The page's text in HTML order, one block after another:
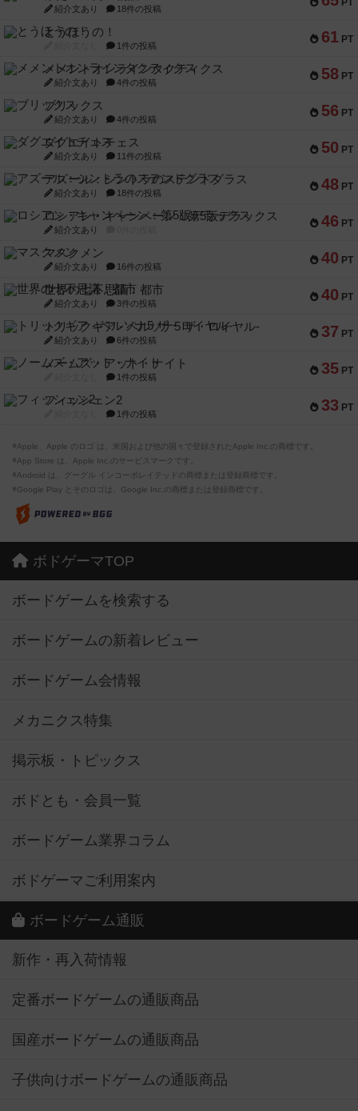
PT
紹介文あり 18件の投稿
61 PT
とうほうの！
1件の投稿
58 PT
メメントオンラインタクティクス
紹介文あり 4件の投稿
56 PT
ブリックス
紹介文あり 4件の投稿
50 PT
ダグエイトチェス
紹介文あり 11件の投稿
48 PT
アズール：シントラのステンドグラス
紹介文あり 18件の投稿
46 PT
ロシアン・キャンペーン：第5版デラックス
紹介文あり
40 PT
マスクメン
紹介文あり 16件の投稿
40 PT
世界の七不思議：都市
紹介文あり 3件の投稿
37 PT
トリックギア - ペルソナ5 ザ・ロイヤル-
紹介文あり 6件の投稿
35 PT
ノームズ・アット・ナイト
1件の投稿
33 PT
フィッシェン2
1件の投稿
※Apple、Apple のロゴ は、米国および他の国々で登録されたApple Inc.の商標です。
※App Store は、Apple Inc.のサービスマークです。
※Android は、グーグル インコーポレイテッドの商標または登録商標です。
※Google Play とそのロゴは、Google Inc.の商標または登録商標です。
ボドゲーマTOP
ボードゲームを検索する
ボードゲームの新着レビュー
ボードゲーム会情報
メカニクス特集
掲示板・トピックス
ボドとも・会員一覧
ボードゲーム業界コラム
ボドゲーマご利用案内
ボードゲーム通販
新作・再入荷情報
定番ボードゲームの通販商品
国産ボードゲームの通販商品
子供向けボードゲームの通販商品